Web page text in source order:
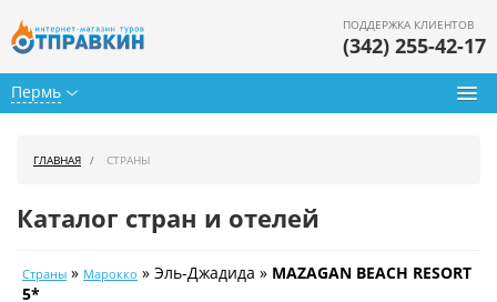
Пермь
ПОДДЕРЖКА КЛИЕНТОВ
(342) 255-42-17
Календарь туров
ГЛАВНАЯ СТРАНЫ
Каталог стран и отелей
Страны » Марокко » Эль-Джадида » MAZAGAN BEACH RESORT
5*